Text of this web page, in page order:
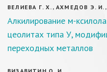
ВЕЛИЕВА Г. Х., АХМЕДОВ Э.
Алкилирование м-
цеолитах типа У,
переходных металлов